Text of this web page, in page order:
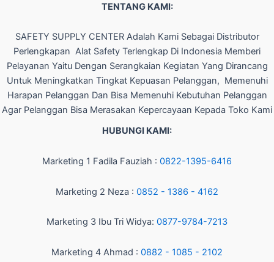
TENTANG KAMI:
SAFETY SUPPLY CENTER Adalah Kami Sebagai Distributor
Perlengkapan Alat Safety Terlengkap Di Indonesia Memberi
Pelayanan Yaitu Dengan Serangkaian Kegiatan Yang Dirancang
Untuk Meningkatkan Tingkat Kepuasan Pelanggan, Memenuhi
Harapan Pelanggan Dan Bisa Memenuhi Kebutuhan Pelanggan
Agar Pelanggan Bisa Merasakan Kepercayaan Kepada Toko Kami
HUBUNGI KAMI:
Marketing 1 Fadila Fauziah : 0822-1395-6416
Marketing 2 Neza : 0852 - 1386 - 4162
Marketing 3 Ibu Tri Widya: 0877-9784-7213
Marketing 4 Ahmad : 0882 - 1085 - 2102